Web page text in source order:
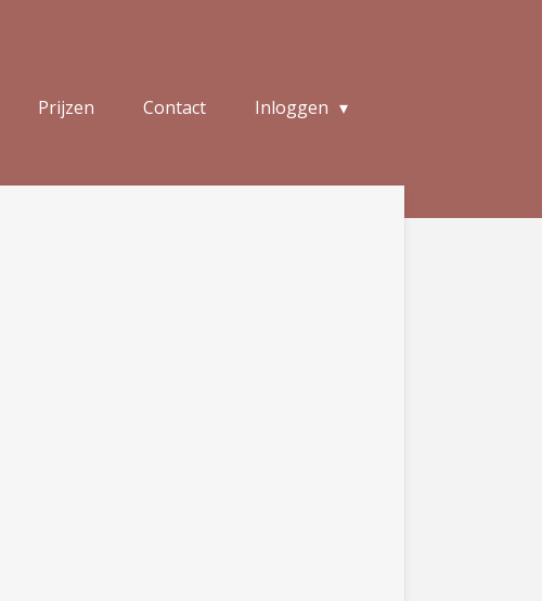
Prijzen Contact Inloggen